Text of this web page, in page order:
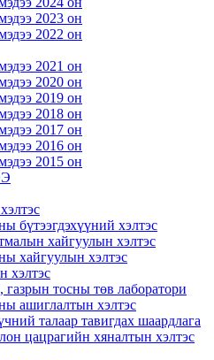
2023 он
2022 он
2021 он
2020 он
2019 он
2018 он
2017 он
2016 он
2015 он
бүтээгдэхүүний хэлтэс
хайгуулын хэлтэс
хайгуулын хэлтэс
хэлтэс
газрын тосны төв лаборатори
ашиглалтын хэлтэс
талаар тавигдах шаардлага
цацрагийн хяналтын хэлтэс